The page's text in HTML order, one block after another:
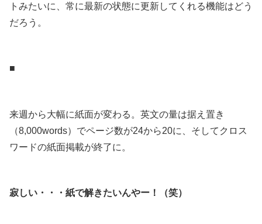
トみたいに、常に最新の状態に更新してくれる機能はどう
だろう。
■
来週から大幅に紙面が変わる。英文の量は据え置き
（8,000words）でページ数が24から20に、そしてクロス
ワードの紙面掲載が終了に。
寂しい・・・紙で解きたいんやー！（笑）